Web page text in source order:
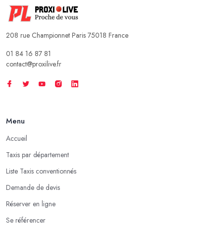
208 rue Championnet Paris 75018 France
01 84 16 87 81
contact@proxilive.fr
Menu
Accueil
Taxis par département
Liste Taxis conventionnés
Demande de devis
Réserver en ligne
Se référencer